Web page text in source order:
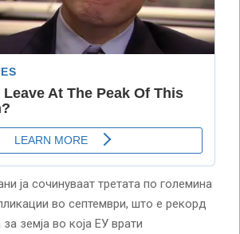
ја сочинуваат третата по големина
во септември, што е рекорд
земја во која ЕУ врати